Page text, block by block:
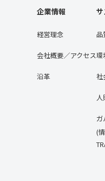
企業情報
経営理念
会社概要／アクセス
沿⾰
サ
品
環
社
人
(